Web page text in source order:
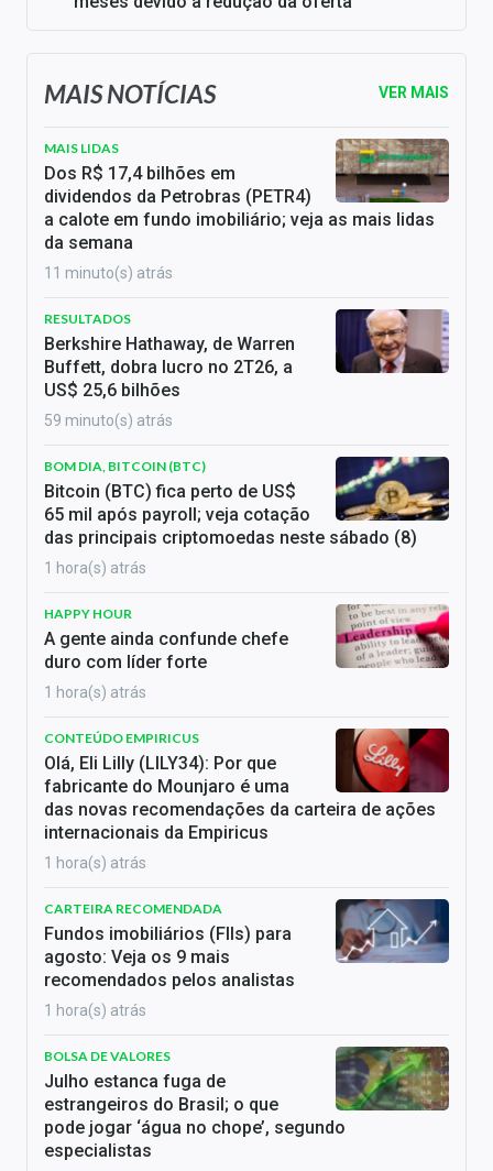
MAIS NOTÍCIAS VER MAIS
MAIS LIDAS
Dos R$ 17,4 bilhões em
dividendos da Petrobras (PETR4)
a calote em fundo imobiliário; veja as mais lidas
da semana
11 minuto(s) atrás
RESULTADOS
Berkshire Hathaway, de Warren
Buffett, dobra lucro no 2T26, a
US$ 25,6 bilhões
59 minuto(s) atrás
BOM DIA, BITCOIN (BTC)
Bitcoin (BTC) fica perto de US$
65 mil após payroll; veja cotação
das principais criptomoedas neste sábado (8)
1 hora(s) atrás
HAPPY HOUR
A gente ainda confunde chefe
duro com líder forte
1 hora(s) atrás
CONTEÚDO EMPIRICUS
Olá, Eli Lilly (LILY34): Por que
fabricante do Mounjaro é uma
das novas recomendações da carteira de ações
internacionais da Empiricus
1 hora(s) atrás
CARTEIRA RECOMENDADA
Fundos imobiliários (FIIs) para
agosto: Veja os 9 mais
recomendados pelos analistas
1 hora(s) atrás
BOLSA DE VALORES
Julho estanca fuga de
estrangeiros do Brasil; o que
pode jogar ‘água no chope’, segundo
especialistas